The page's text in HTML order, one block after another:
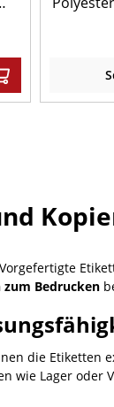
Bedrucken
die Etiketten
wie Lager oder